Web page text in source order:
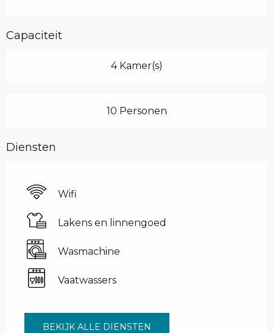
Capaciteit
4 Kamer(s)
10 Personen
Diensten
Wifi
Lakens en linnengoed
Wasmachine
Vaatwassers
BEKIJK ALLE DIENSTEN